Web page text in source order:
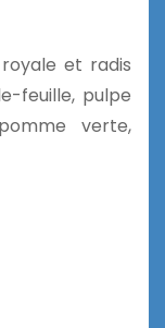
et radis
feuille, pulpe
verte,